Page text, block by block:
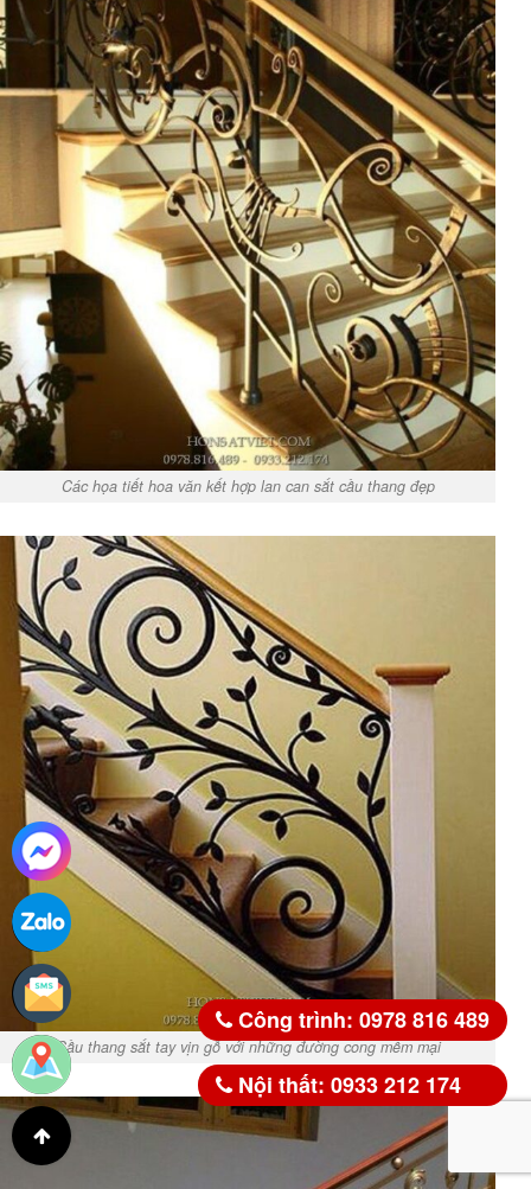
Các họa tiết hoa văn kết hợp lan can sắt cầu thang đẹp
Cầu thang sắt tay vịn gỗ với những đường cong mềm mại
Công trình: 0978 816 489
Nội thất: 0933 212 174